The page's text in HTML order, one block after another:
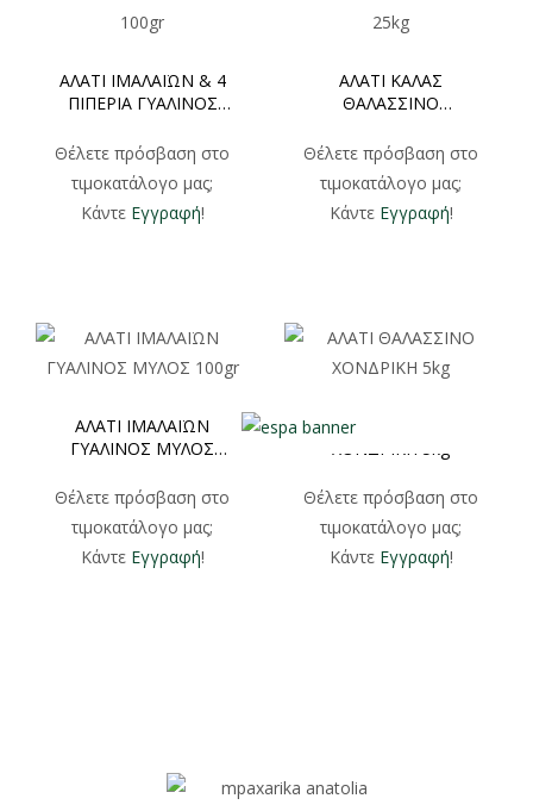
ΑΛΑΤΙ ΙΜΑΛΑΪΩΝ & 4
ΠΙΠΕΡΙΑ ΓΥΑΛΙΝΟΣ
Θέλετε πρόσβαση στο
τιμοκατάλογο μας;
Κάντε Εγγραφή!
ΑΛΑΤΙ ΚΑΛΑΣ
ΘΑΛΑΣΣΙΝΟ
Θέλετε πρόσβαση στο
τιμοκατάλογο μας;
Κάντε Εγγραφή!
ΑΛΑΤΙ ΙΜΑΛΑΪΩΝ
ΓΥΑΛΙΝΟΣ ΜΥΛΟΣ
Θέλετε πρόσβαση στο
τιμοκατάλογο μας;
Κάντε Εγγραφή!
ΑΛΑΤΙ ΘΑΛΑΣΣΙΝΟ
Θέλετε πρόσβαση στο
τιμοκατάλογο μας;
Κάντε Εγγραφή!